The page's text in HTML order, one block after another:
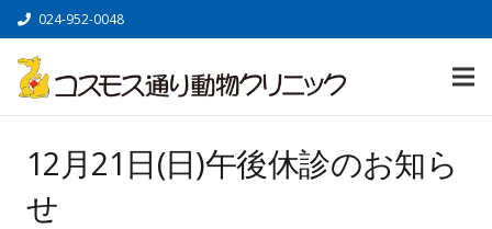
024-952-0048
12月21日(日)午後休診のお知ら
せ